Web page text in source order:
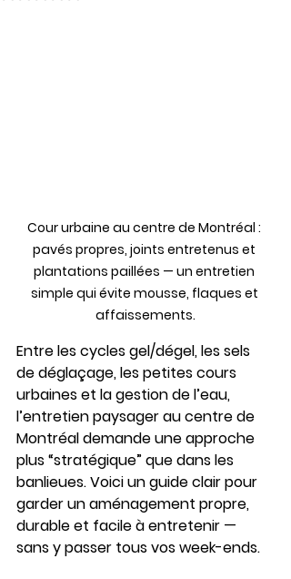
Cour urbaine au centre de Montréal :
pavés propres, joints entretenus et
plantations paillées — un entretien
simple qui évite mousse, flaques et
affaissements.
Entre les cycles gel/dégel, les sels
de déglaçage, les petites cours
urbaines et la gestion de l’eau,
l’entretien paysager au centre de
Montréal demande une approche
plus “stratégique” que dans les
banlieues. Voici un guide clair pour
garder un aménagement propre,
durable et facile à entretenir —
sans y passer tous vos week-ends.